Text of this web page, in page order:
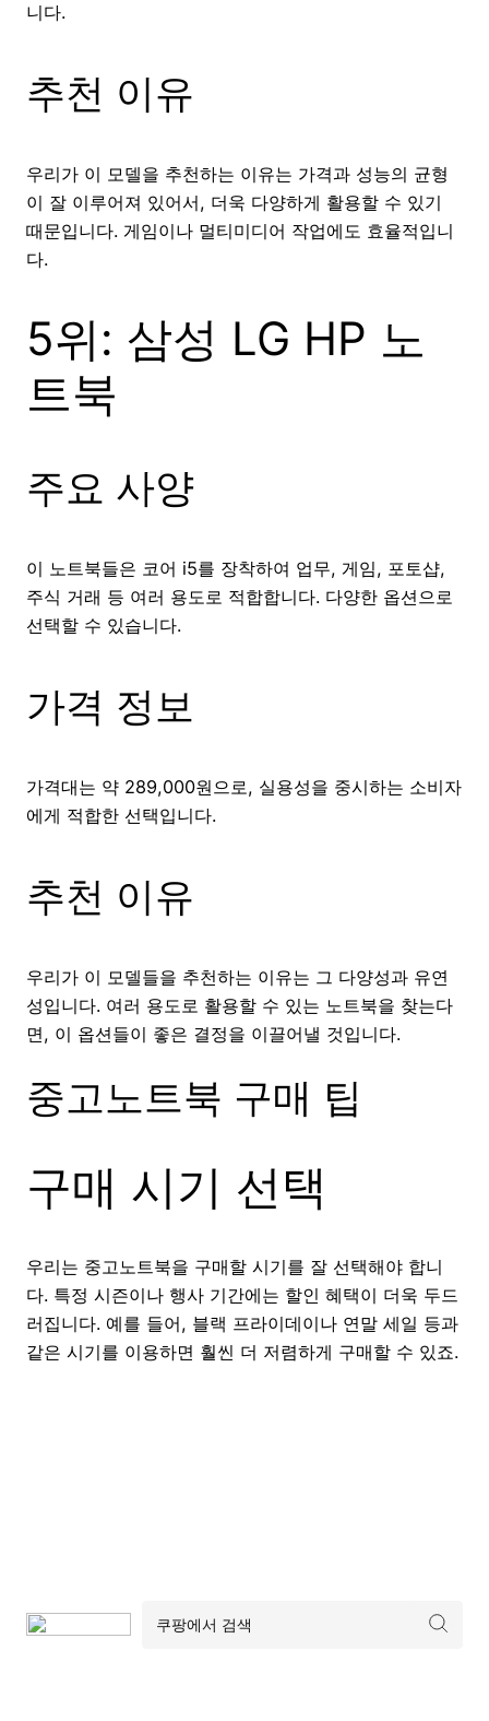
니다.
추천 이유
우리가 이 모델을 추천하는 이유는 가격과 성능의 균형
이 잘 이루어져 있어서, 더욱 다양하게 활용할 수 있기
때문입니다. 게임이나 멀티미디어 작업에도 효율적입니
다.
5위: 삼성 LG HP 노
트북
주요 사양
이 노트북들은 코어 i5를 장착하여 업무, 게임, 포토샵,
주식 거래 등 여러 용도로 적합합니다. 다양한 옵션으로
선택할 수 있습니다.
가격 정보
가격대는 약 289,000원으로, 실용성을 중시하는 소비자
에게 적합한 선택입니다.
추천 이유
우리가 이 모델들을 추천하는 이유는 그 다양성과 유연
성입니다. 여러 용도로 활용할 수 있는 노트북을 찾는다
면, 이 옵션들이 좋은 결정을 이끌어낼 것입니다.
중고노트북 구매 팁
구매 시기 선택
우리는 중고노트북을 구매할 시기를 잘 선택해야 합니
다. 특정 시즌이나 행사 기간에는 할인 혜택이 더욱 두드
러집니다. 예를 들어, 블랙 프라이데이나 연말 세일 등과
같은 시기를 이용하면 훨씬 더 저렴하게 구매할 수 있죠.